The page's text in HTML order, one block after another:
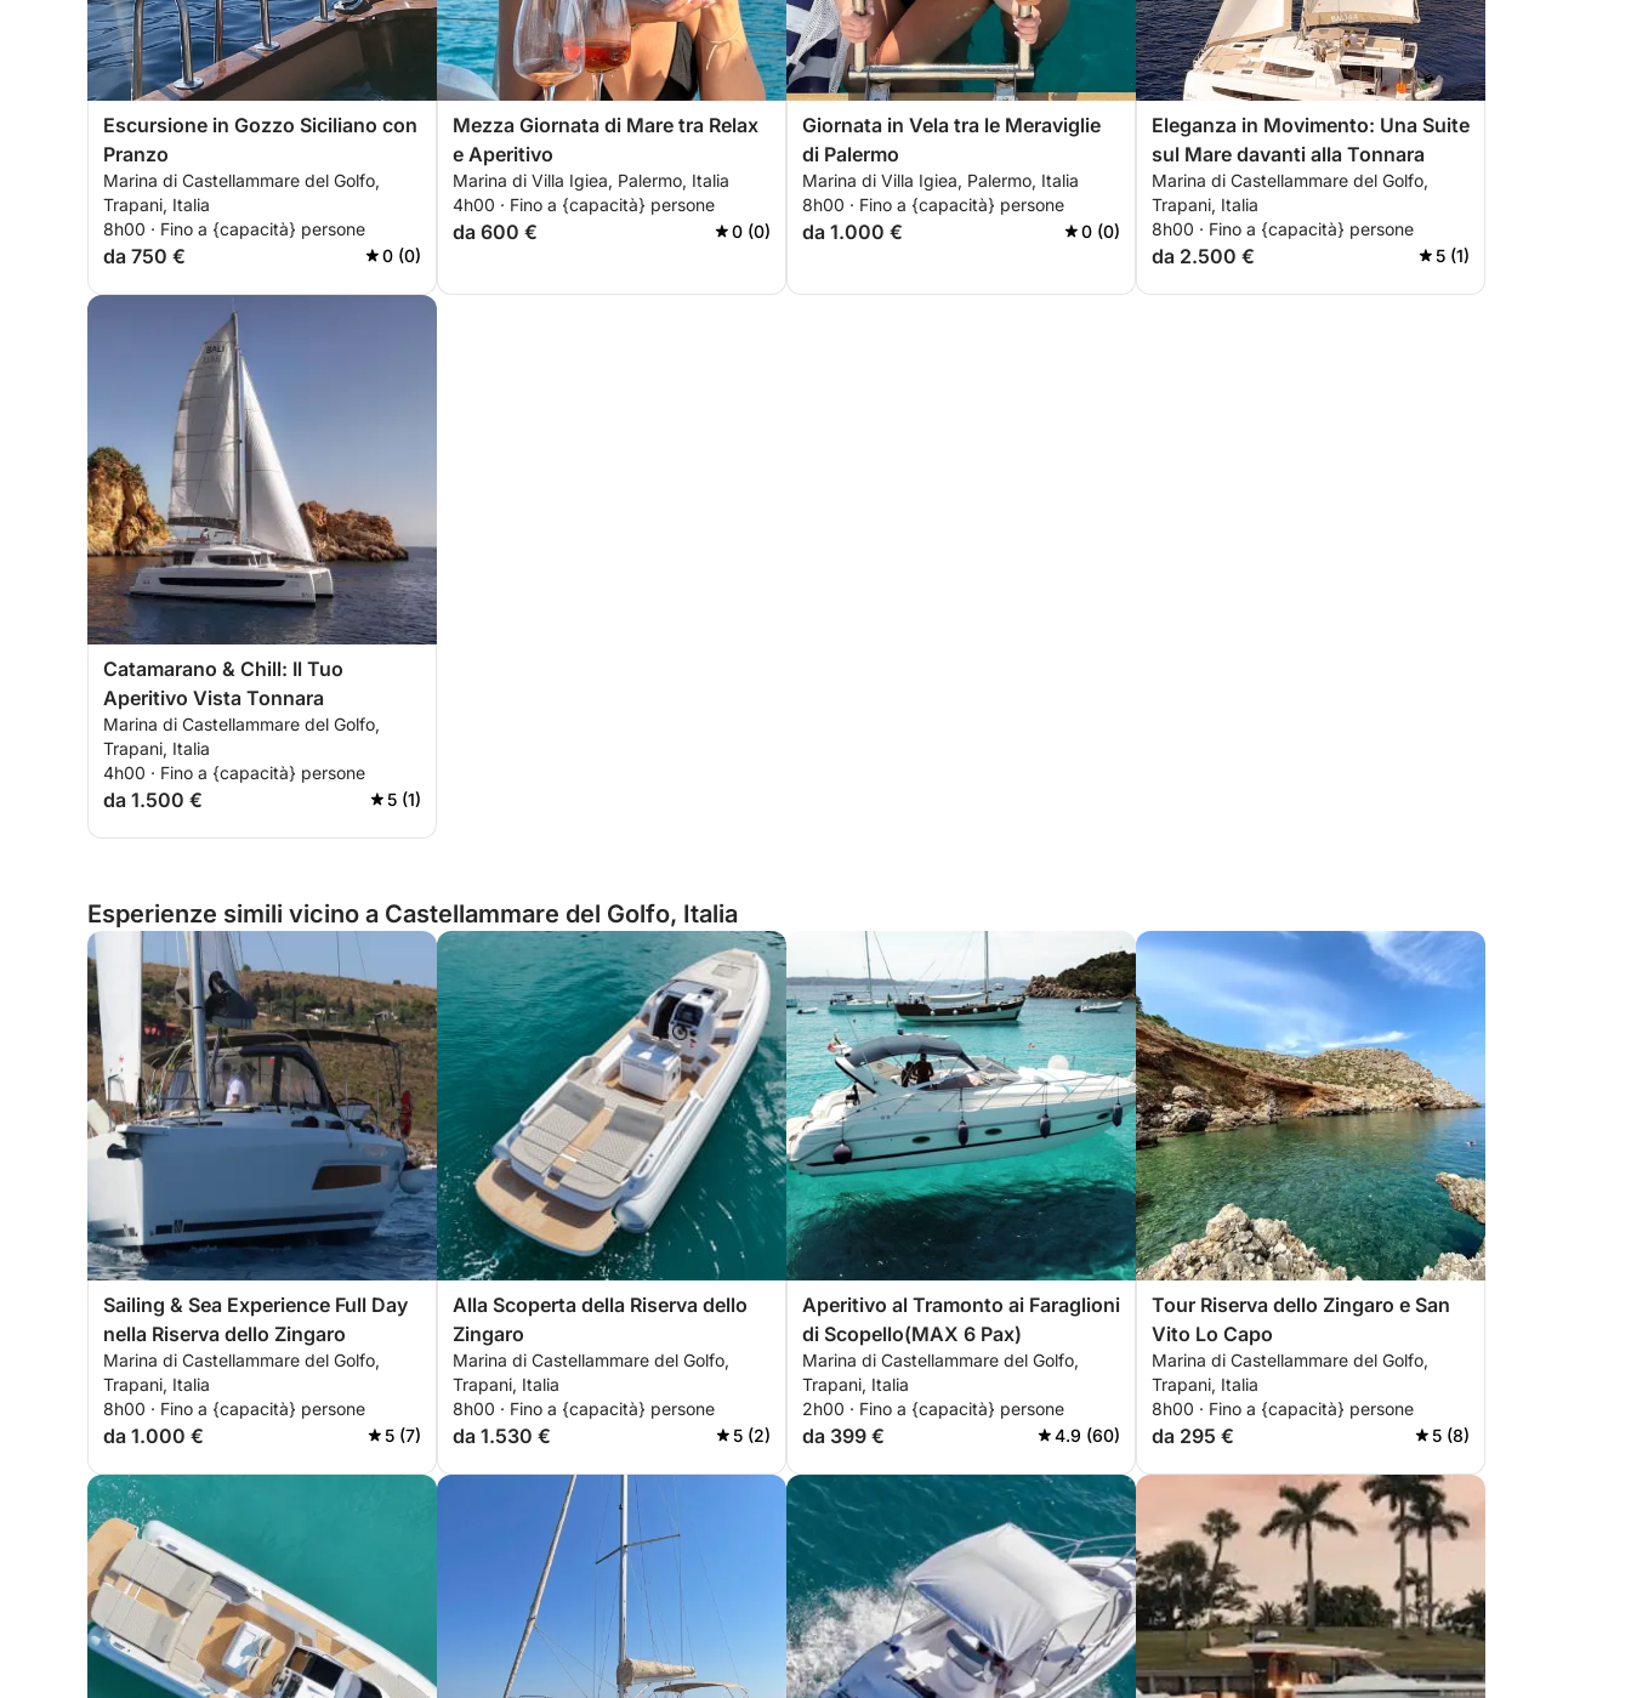
Escursione in Gozzo Siciliano con
Pranzo
Marina di Castellammare del Golfo,
Trapani, Italia
8h00 · Fino a {capacità} persone
da 750 € 0 (0)
Mezza Giornata di Mare tra Relax
e Aperitivo
Marina di Villa Igiea, Palermo, Italia
4h00 · Fino a {capacità} persone
da 600 € 0 (0)
Giornata in Vela tra le Meraviglie
di Palermo
Marina di Villa Igiea, Palermo, Italia
8h00 · Fino a {capacità} persone
da 1.000 € 0 (0)
Eleganza in Movimento: Una Suite
sul Mare davanti alla Tonnara
Marina di Castellammare del Golfo,
Trapani, Italia
8h00 · Fino a {capacità} persone
da 2.500 € 5 (1)
Catamarano & Chill: Il Tuo
Aperitivo Vista Tonnara
Marina di Castellammare del Golfo,
Trapani, Italia
4h00 · Fino a {capacità} persone
da 1.500 € 5 (1)
Esperienze simili vicino a Castellammare del Golfo, Italia
Sailing & Sea Experience Full Day
nella Riserva dello Zingaro
Marina di Castellammare del Golfo,
Trapani, Italia
8h00 · Fino a {capacità} persone
da 1.000 € 5 (7)
Alla Scoperta della Riserva dello
Zingaro
Marina di Castellammare del Golfo,
Trapani, Italia
8h00 · Fino a {capacità} persone
da 1.530 € 5 (2)
Aperitivo al Tramonto ai Faraglioni
di Scopello(MAX 6 Pax)
Marina di Castellammare del Golfo,
Trapani, Italia
2h00 · Fino a {capacità} persone
da 399 € 4.9 (60)
Tour Riserva dello Zingaro e San
Vito Lo Capo
Marina di Castellammare del Golfo,
Trapani, Italia
8h00 · Fino a {capacità} persone
da 295 € 5 (8)